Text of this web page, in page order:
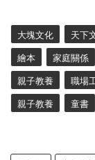
大塊文化 天下
繪本 家庭關係
親子教養 職場
親子教養 童書